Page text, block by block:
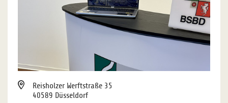
Reisholzer Werftstraße 35
40589 Düsseldorf